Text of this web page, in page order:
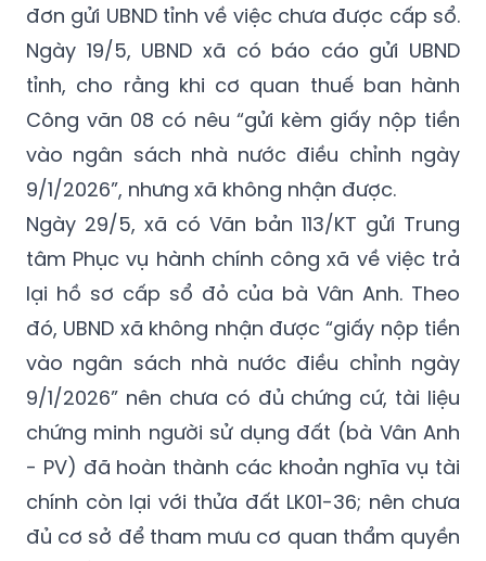
đơn gửi UBND tỉnh về việc chưa được cấp sổ.
Ngày 19/5, UBND xã có báo cáo gửi UBND
tỉnh, cho rằng khi cơ quan thuế ban hành
Công văn 08 có nêu “gửi kèm giấy nộp tiền
vào ngân sách nhà nước điều chỉnh ngày
9/1/2026”, nhưng xã không nhận được.
Ngày 29/5, xã có Văn bản 113/KT gửi Trung
tâm Phục vụ hành chính công xã về việc trả
lại hồ sơ cấp sổ đỏ của bà Vân Anh. Theo
đó, UBND xã không nhận được “giấy nộp tiền
vào ngân sách nhà nước điều chỉnh ngày
9/1/2026” nên chưa có đủ chứng cứ, tài liệu
chứng minh người sử dụng đất (bà Vân Anh
- PV) đã hoàn thành các khoản nghĩa vụ tài
chính còn lại với thửa đất LK01-36; nên chưa
đủ cơ sở để tham mưu cơ quan thẩm quyền